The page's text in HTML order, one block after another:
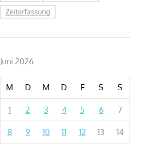
Zeiterfassung
Juni 2026
M D M D F S S
1 2 3 4 5 6 7
8 9 10 11 12 13 14